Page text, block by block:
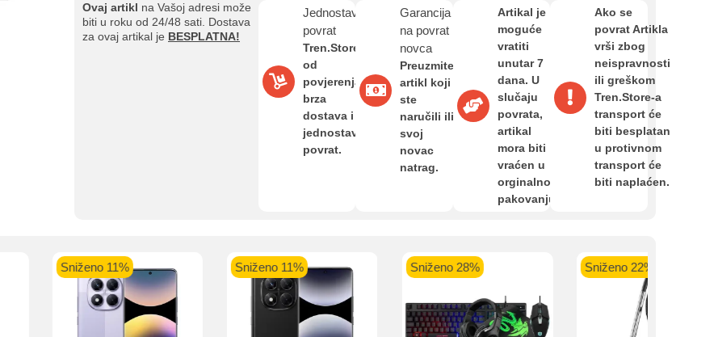
Ovaj artikl na Vašoj adresi može
biti u roku od 24/48 sati. Dostava
za ovaj artikal je BESPLATNA!
Jednostavan
povrat
Tren.Store
od
povjerenja,
brza
dostava i
jednostavan
povrat.
Garancija
na povrat
novca
Preuzmite
artikl koji
ste
naručili ili
svoj
novac
natrag.
Artikal je
moguće
vratiti
unutar 7
dana. U
slučaju
povrata,
artikal
mora biti
vraćen u
orginalnom
pakovanju.
Ako se
povrat Artikla
vrši zbog
neispravnosti
ili greškom
Tren.Store-a
transport će
biti besplatan
u protivnom
transport će
biti naplaćen.
Sniženo 11% Sniženo 11% Sniženo 28% Sniženo 22%
Privatnost kupca
Uvjeti i odredbe
možete obaviti ukoliko posjedujete jednu od slikovito prikazanih kartica ispod.
do 12
VISA Inspire do 12 rata
MasterCard Obročna
do 24 rate
Obročna do 24 rate
MasterCard
Shop'n'Fun do 36 rata
Magic Card do 36 rata
Pomoć pri kupovini